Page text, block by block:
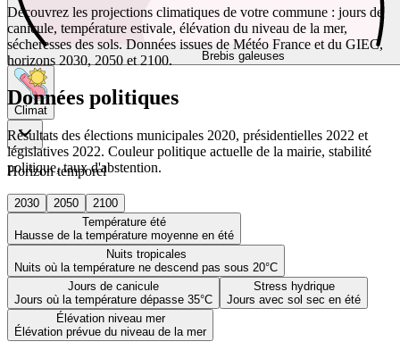
Brebis galeuses
Climat
Horizon temporel
2030 2050
2100
Température été
Hausse de la température moyenne en été
Nuits tropicales
Nuits où la température ne descend pas sous 20°C
Jours de canicule
Jours où la température dépasse 35°C
Stress hydrique
Jours avec sol sec en été
Élévation niveau mer
Élévation prévue du niveau de la mer
Découvrez les projections climatiques de votre commune : jours de
canicule, température estivale, élévation du niveau de la mer,
sécheresses des sols. Données issues de Météo France et du GIEC,
horizons 2030, 2050 et 2100.
Données politiques
Résultats des élections municipales 2020, présidentielles 2022 et
législatives 2022. Couleur politique actuelle de la mairie, stabilité
politique, taux d'abstention.